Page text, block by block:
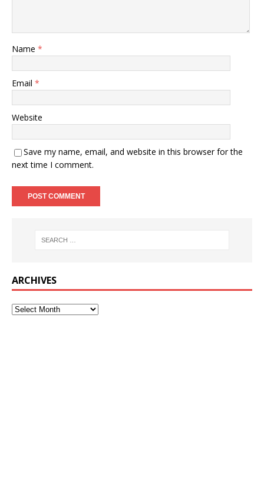
Name *
Email *
Website
Save my name, email, and website in this browser for the
next time I comment.
ARCHIVES